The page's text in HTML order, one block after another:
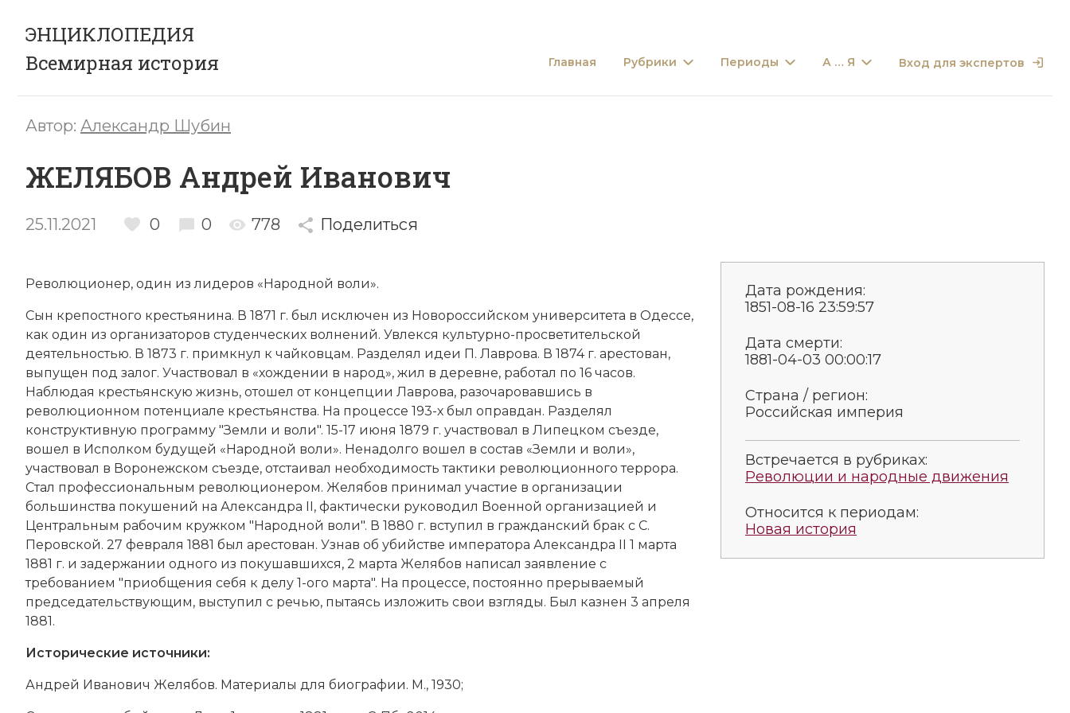
ЭНЦИКЛОПЕДИЯ
Всемирная история
Главная Рубрики Периоды А … Я Вход для экспертов
Автор: Александр Шубин
ЖЕЛЯБОВ Андрей Иванович
25.11.2021 0 0 778 Поделиться
Революционер, один из лидеров «Народной воли».
Сын крепостного крестьянина. В 1871 г. был исключен из Новороссийском университета в Одессе,
как один из организаторов студенческих волнений. Увлекся культурно-просветительской
деятельностью. В 1873 г. примкнул к чайковцам. Разделял идеи П. Лаврова. В 1874 г. арестован,
выпущен под залог. Участвовал в «хождении в народ», жил в деревне, работал по 16 часов.
Наблюдая крестьянскую жизнь, отошел от концепции Лаврова, разочаровавшись в
революционном потенциале крестьянства. На процессе 193-х был оправдан. Разделял
конструктивную программу "Земли и воли". 15-17 июня 1879 г. участвовал в Липецком съезде,
вошел в Исполком будущей «Народной воли». Ненадолго вошел в состав «Земли и воли»,
участвовал в Воронежском съезде, отстаивал необходимость тактики революционного террора.
Стал профессиональным революционером. Желябов принимал участие в организации
большинства покушений на Александра II, фактически руководил Военной организацией и
Центральным рабочим кружком "Народной воли". В 1880 г. вступил в гражданский брак с С.
Перовской. 27 февраля 1881 был арестован. Узнав об убийстве императора Александра II 1 марта
1881 г. и задержании одного из покушавшихся, 2 марта Желябов написал заявление с
требованием "приобщения себя к делу 1-ого марта". На процессе, постоянно прерываемый
председательствующим, выступил с речью, пытаясь изложить свои взгляды. Был казнен 3 апреля
1881.
Исторические источники:
Андрей Иванович Желябов. Материалы для биографии. М., 1930;
Дата рождения:
1851-08-16 23:59:57
Дата смерти:
1881-04-03 00:00:17
Страна / регион:
Российская империя
Встречается в рубриках:
Революции и народные движения
Относится к периодам:
Новая история